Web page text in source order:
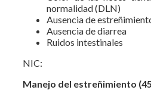
normalidad (DLN)
Ausencia de
Ausencia de diarrea
Ruidos intestinales
NIC:
Manejo del estreñimiento